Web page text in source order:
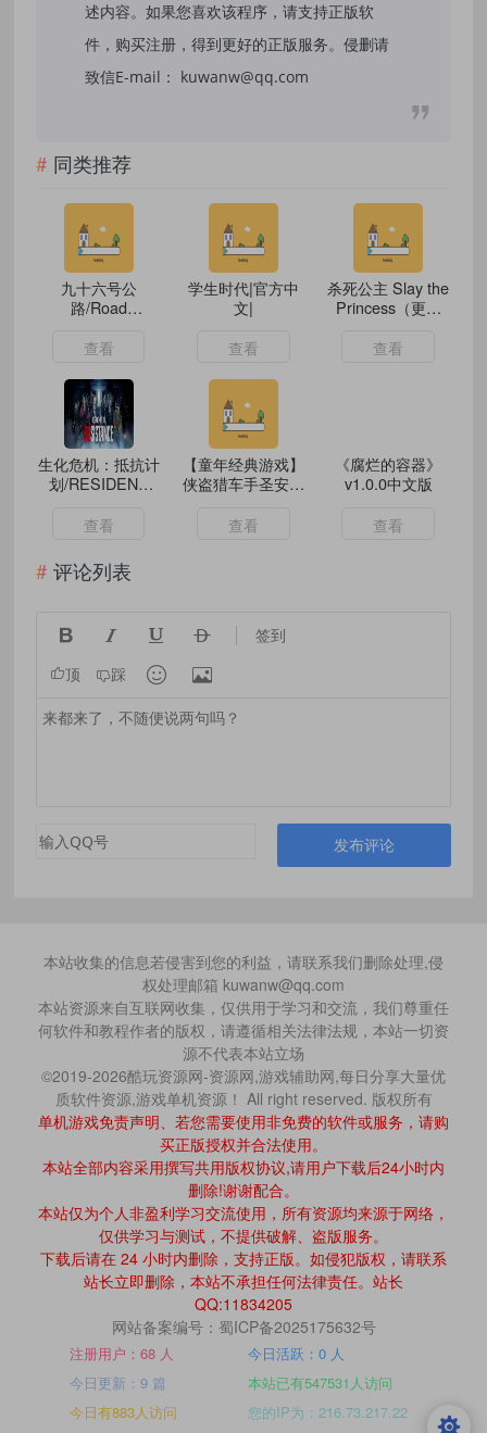
述内容。如果您喜欢该程序，请支持正版软
件，购买注册，得到更好的正版服务。侵删请
致信E-mail： kuwanw@qq.com
同类推荐
九十六号公
路/Road
查看
学生时代|官方中
文|
查看
杀死公主 Slay the
Princess（更新
查看
生化危机：抵抗计
划/RESIDENT
RESISTANCE
查看
【童年经典游戏】
侠盗猎车手圣安地
版
查看
《腐烂的容器》
v1.0.0中文版
查看
评论列表
    签到
顶 踩  
发布评论
本站收集的信息若侵害到您的利益，请联系我们删除处理,侵
权处理邮箱 kuwanw@qq.com
本站资源来自互联网收集，仅供用于学习和交流，我们尊重任
何软件和教程作者的版权，请遵循相关法律法规，本站一切资
源不代表本站立场
©2019-2026酷玩资源网-资源网,游戏辅助网,每日分享大量优
质软件资源,游戏单机资源！ All right reserved. 版权所有
单机游戏免责声明、若您需要使用非免费的软件或服务，请购
买正版授权并合法使用。
本站全部内容采用撰写共用版权协议,请用户下载后24小时内
删除!谢谢配合。
本站仅为个人非盈利学习交流使用，所有资源均来源于网络，
仅供学习与测试，不提供破解、盗版服务。
下载后请在 24 小时内删除，支持正版。如侵犯版权，请联系
站长立即删除，本站不承担任何法律责任。站长
QQ:11834205
网站备案编号：蜀ICP备2025175632号
注册用户：68 人
今日活跃：0 人
今日更新：9 篇
本站已有547531人访问
今日有883人访问
您的IP为：216.73.217.22